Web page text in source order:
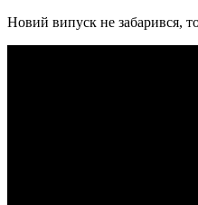
Новий випуск не забарився,